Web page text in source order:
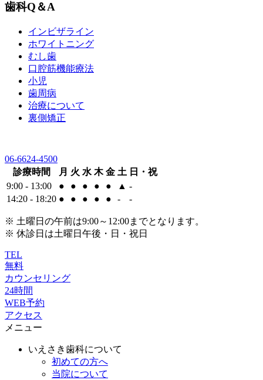
歯科Q＆A
インビザライン
ホワイトニング
むし歯
口腔筋機能療法
小児
歯周病
治療について
裏側矯正
06-6624-4500
診療時間
月 火 水 木 金 土 日・祝
9:00 - 13:00
● ● ● ● ● ▲ -
14:20 - 18:20 ● ● ● ● ● - -
※ 土曜日の午前は9:00～12:00までとなります。
※ 休診日は土曜日午後・日・祝日
TEL
無料
カウンセリング
24時間
WEB予約
アクセス
メニュー
いえさき歯科について
初めての方へ
当院について